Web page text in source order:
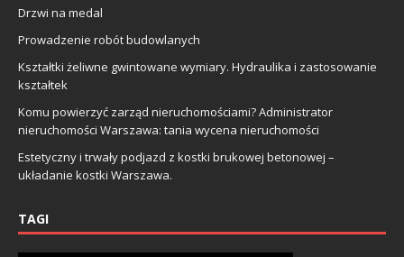
Drzwi na medal
Prowadzenie robót budowlanych
Kształtki żeliwne gwintowane wymiary. Hydraulika i zastosowanie
kształtek
Komu powierzyć zarząd nieruchomościami? Administrator
nieruchomości Warszawa: tania wycena nieruchomości
Estetyczny i trwały podjazd z kostki brukowej betonowej –
układanie kostki Warszawa.
TAGI